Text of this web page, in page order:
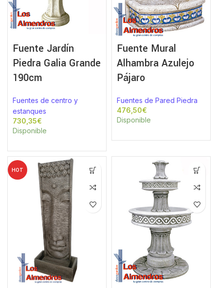
Fuente Jardín
Piedra Galia Grande
190cm
Fuentes de centro y
estanques
€
Disponible
Fuente Mural
Alhambra Azulejo
Pájaro
Fuentes de Pared Piedra
€
Disponible
HOT